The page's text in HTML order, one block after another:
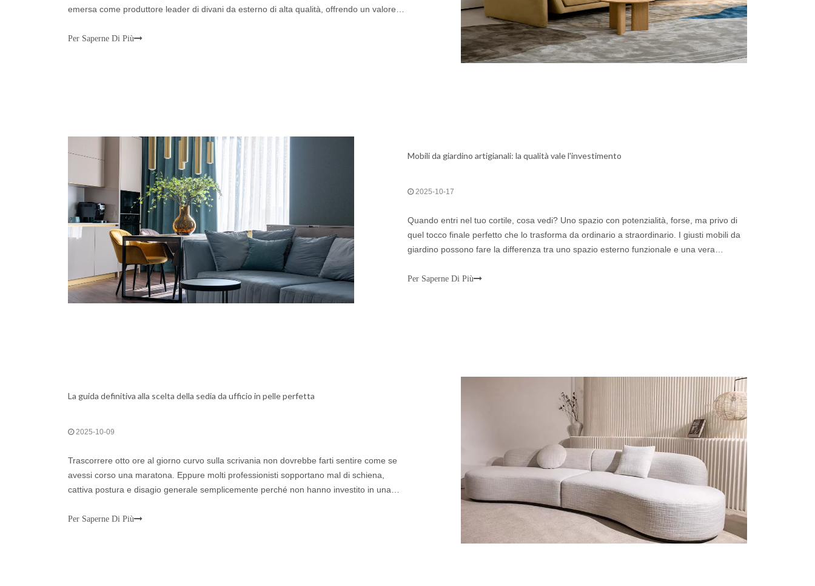
emersa come produttore leader di divani da esterno di alta qualità, offrendo un valore
Per Saperne Di Più
Mobili da giardino artigianali: la qualità vale l'investimento
2025-10-17
Quando entri nel tuo cortile, cosa vedi? Uno spazio con potenzialità, forse, ma privo di
quel tocco finale perfetto che lo trasforma da ordinario a straordinario. I giusti mobili da
giardino possono fare la differenza tra uno spazio esterno funzionale e una vera
Per Saperne Di Più
La guida definitiva alla scelta della sedia da ufficio in pelle perfetta
2025-10-09
Trascorrere otto ore al giorno curvo sulla scrivania non dovrebbe farti sentire come se
avessi corso una maratona. Eppure molti professionisti sopportano mal di schiena,
cattiva postura e disagio generale semplicemente perché non hanno investito in una
Per Saperne Di Più